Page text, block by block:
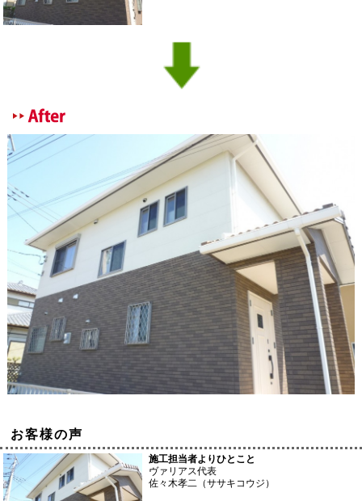
お客様の声
施工担当者よりひとこと
ヴァリアス代表
佐々木孝二（ササキコウジ）